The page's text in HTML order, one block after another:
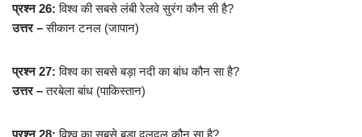
प्रश्न 26: विश्व की सबसे लंबी रेलवे सुरंग कौन सी है?
उत्तर –सीकान टनल (जापान)
प्रश्न 27:विश्व का सबसे बड़ा नदी का बांध कौन सा है?
उत्तर –तरबेला बांध (पाकिस्तान)
प्रश्न 28: विश्व का सबसे बड़ा दलदल कौन सा है?